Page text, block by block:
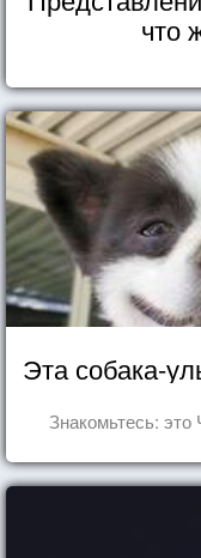
что
Эта собака-
Знакомьтесь: